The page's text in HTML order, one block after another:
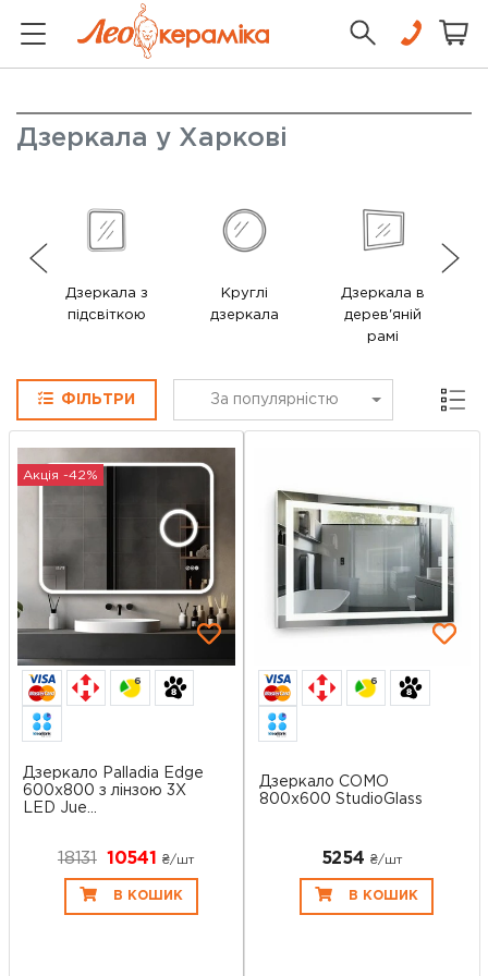
Дзеркала у Харкові
Дзеркала з
підсвіткою
Круглі
дзеркала
Дзеркала в
дерев'яній
рамі
ФІЛЬТРИ За популярністю Сітка
Акція -42%
6
Дзеркало Palladia Edge
600x800 з лінзою 3X
LED Jue...
18131 10541 ₴/шт
В КОШИК
6
Дзеркало COMO
800x600 StudioGlass
5254 ₴/шт
В КОШИК